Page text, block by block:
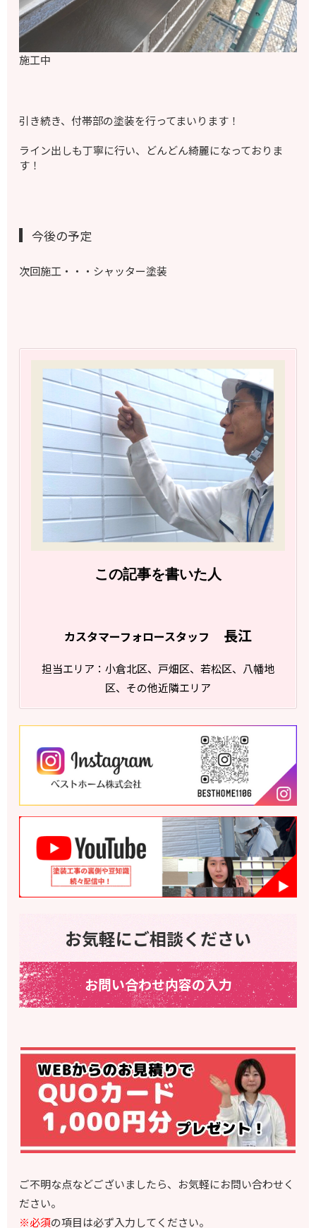
施工中
引き続き、付帯部の塗装を行ってまいります！
ライン出しも丁寧に行い、どんどん綺麗になっておりま
す！
今後の予定
次回施工・・・シャッター塗装
この記事を書いた人
カスタマーフォロースタッフ 長江
担当エリア：小倉北区、戸畑区、若松区、八幡地
区、その他近隣エリア
お気軽にご相談ください
お問い合わせ内容の入力
ご不明な点などございましたら、お気軽にお問い合わせく
ださい。
※必須の項目は必ず入力してください。